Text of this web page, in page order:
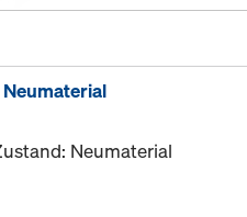
Neumaterial
Neumaterial